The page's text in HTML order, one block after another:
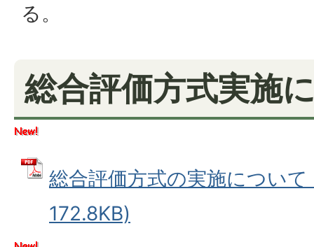
る。
総合評価方式実施
総合評価方式の実施につい
172.8KB)